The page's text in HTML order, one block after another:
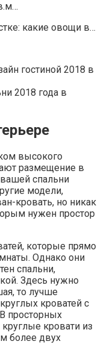
какие овощи в…
гостиной 2018 в
2018 года в
высокого
размещение в
спальни
модели,
кровать, но никак
нужен простор
которые прямо
Однако они
спальни,
Здесь нужно
то лучше
кроватей с
просторных
кровати из
более двух